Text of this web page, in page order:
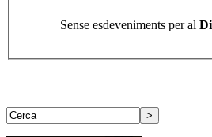
Sense esdeveniments per al